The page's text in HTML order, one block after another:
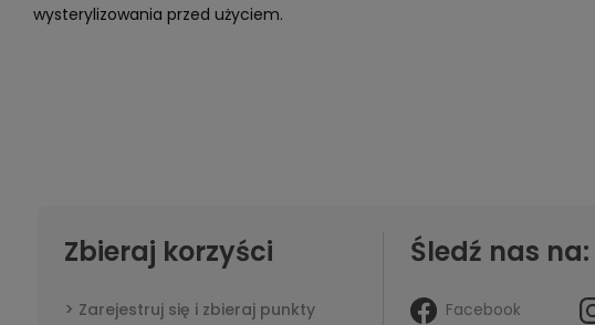
wysterylizowania przed użyciem.
Zbieraj korzyści
Zarejestruj się i zbieraj punkty
Śledź nas na:
Facebook